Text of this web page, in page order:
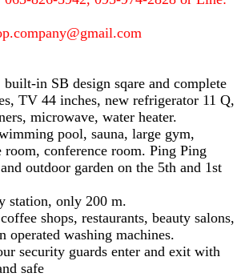
in SB design sqare and complete
TV 44 inches, new refrigerator 11 Q,
microwave, water heater.
pool, sauna, large gym,
conference room. Ping Ping
outdoor garden on the 5th and 1st
station, only 200 m.
shops, restaurants, beauty salons,
operated washing machines.
security guards enter and exit with
safe